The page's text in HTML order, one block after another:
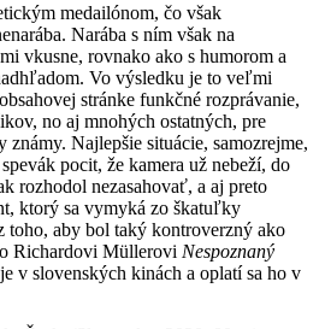
medailónom, čo však
Narába s ním však na
vkusne, rovnako ako s humorom a
Vo výsledku je to veľmi
stránke funkčné rozprávanie,
no aj mnohých ostatných, pre
Najlepšie situácie, samozrejme,
pocit, že kamera už nebeží, do
rozhodol nezasahovať, a aj preto
ktorý sa vymyká zo škatuľky
toho, aby bol taký kontroverzný ako
Richardovi Müllerovi Nespoznaný
v slovenských kinách a oplatí sa ho v